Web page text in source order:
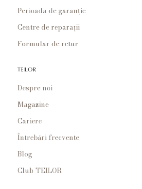
Perioada de garanție
Centre de reparații
Formular de retur
TEILOR
Despre noi
Magazine
Cariere
Întrebări frecvente
Blog
Club TEILOR